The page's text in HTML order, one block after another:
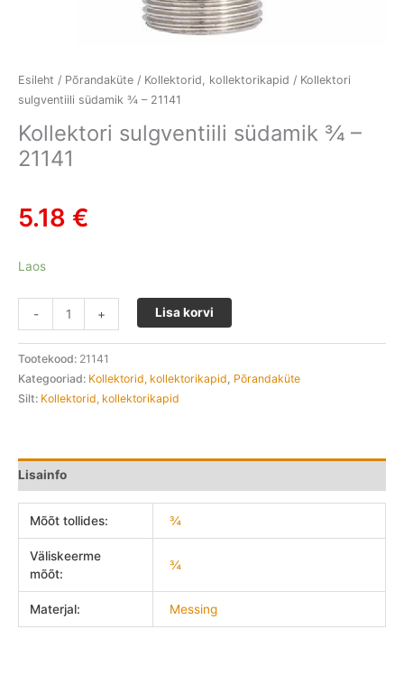
Esileht / Põrandaküte / Kollektorid, kollektorikapid / Kollektori
sulgventiili südamik ¾ – 21141
Kollektori sulgventiili südamik ¾ –
21141
5.18 €
Laos
- + Lisa korvi
Tootekood: 21141
Kategooriad: Kollektorid, kollektorikapid, Põrandaküte
Silt: Kollektorid, kollektorikapid
Lisainfo
Mõõt tollides: ¾
Väliskeerme
mõõt:
¾
Materjal: Messing